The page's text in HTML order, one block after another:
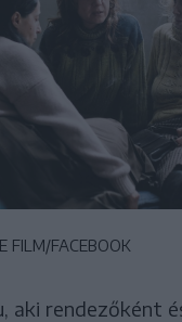
FILM/FACEBOOK
aki rendezőként